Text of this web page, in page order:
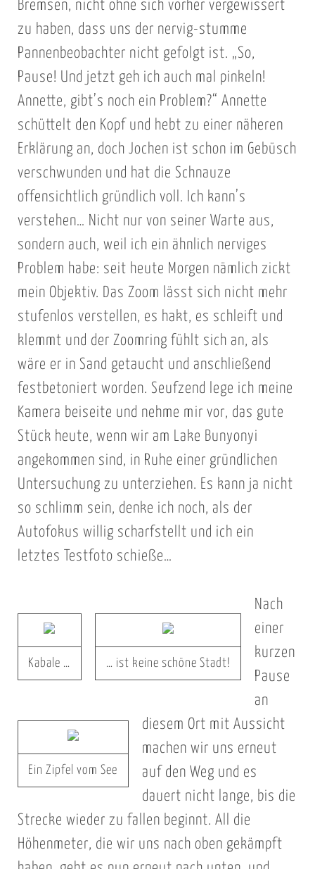
Bremsen, nicht ohne sich vorher vergewissert
zu haben, dass uns der nervig-stumme
Pannenbeobachter nicht gefolgt ist. „So,
Pause! Und jetzt geh ich auch mal pinkeln!
Annette, gibt’s noch ein Problem?“ Annette
schüttelt den Kopf und hebt zu einer näheren
Erklärung an, doch Jochen ist schon im Gebüsch
verschwunden und hat die Schnauze
offensichtlich gründlich voll. Ich kann’s
verstehen… Nicht nur von seiner Warte aus,
sondern auch, weil ich ein ähnlich nerviges
Problem habe: seit heute Morgen nämlich zickt
mein Objektiv. Das Zoom lässt sich nicht mehr
stufenlos verstellen, es hakt, es schleift und
klemmt und der Zoomring fühlt sich an, als
wäre er in Sand getaucht und anschließend
festbetoniert worden. Seufzend lege ich meine
Kamera beiseite und nehme mir vor, das gute
Stück heute, wenn wir am Lake Bunyonyi
angekommen sind, in Ruhe einer gründlichen
Untersuchung zu unterziehen. Es kann ja nicht
so schlimm sein, denke ich noch, als der
Autofokus willig scharfstellt und ich ein
letztes Testfoto schieße…
Kabale … … ist keine schöne Stadt!
Ein Zipfel vom See
Nach
einer
kurzen
Pause
an
diesem Ort mit Aussicht
machen wir uns erneut
auf den Weg und es
dauert nicht lange, bis die
Strecke wieder zu fallen beginnt. All die
Höhenmeter, die wir uns nach oben gekämpft